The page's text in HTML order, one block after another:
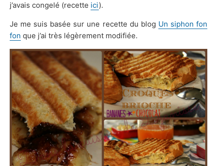
j’avais congelé (recette ici).
Je me suis basée sur une recette du blog Un siphon fon
fon que j’ai très légèrement modifiée.